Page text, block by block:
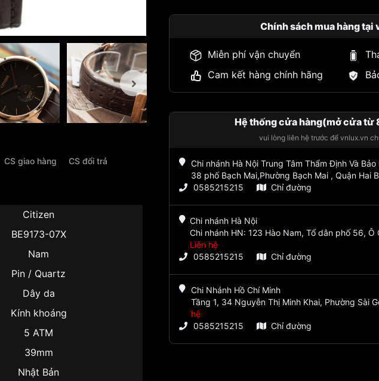
CS giao hàng CS đổi trả
Citizen
BE9173-07X
Nam
Pin / Quartz
Dây da
Kính khoáng
5 ATM
39mm
Nhật Bản
Chính sách mua hàng tại
Miễn phí vận chuyển
Cam kết hàng chính hãng
Hệ thống cửa hàng(mở cửa từ
vui lòng liên hệ trước để vnlux.vn
Chi nhánh Hà Nội Trung Tâm Thẩm Định Và Bảo
38 phố Bạch Mai,Phường Bạch Mai , Quận Hai
0585215215
Chỉ đường
Chi nhánh Hà Nội
Chi nhánh HN: 123 Hào Nam, Tổ dân phố 56, Ô
Liên hệ
0585215215
Chỉ đường
Chi Nhánh Hồ Chí Minh
Tầng 1, 34 Nguyễn Thị Minh Khai, Phường Sài
hệ
0585215215
Chỉ đường